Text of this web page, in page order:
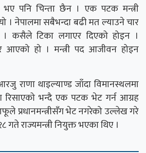
भए पनि चिन्ता छैन । एक पटक मन्त्री
। नेपालमा सबैभन्दा बढी मत ल्याउने चार
कसैले टिका लगाएर दिएको होइन ।
आएको हो । मन्त्री पद आजीवन होइन
आरजु राणा थाइल्याण्ड जाँदा विमानस्थलमा
रिसाएको भन्दै एक पटक भेट गर्न आग्रह
प्रधानमन्त्रीसँग भेट नगरेको उल्लेख गरे
गते राज्यमन्त्री नियुक्त भएका थिए ।